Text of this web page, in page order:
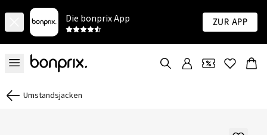
Die bonprix App Zur App
Umstandsjacken